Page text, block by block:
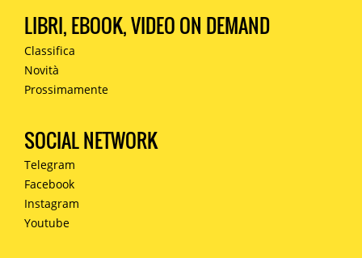
LIBRI, EBOOK, VIDEO ON DEMAND
Classifica
Novità
Prossimamente
SOCIAL NETWORK
Telegram
Facebook
Instagram
Youtube